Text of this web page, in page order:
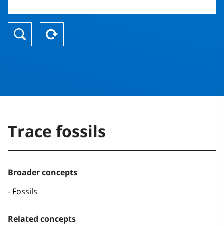
Trace fossils
Broader concepts
Fossils
Related concepts